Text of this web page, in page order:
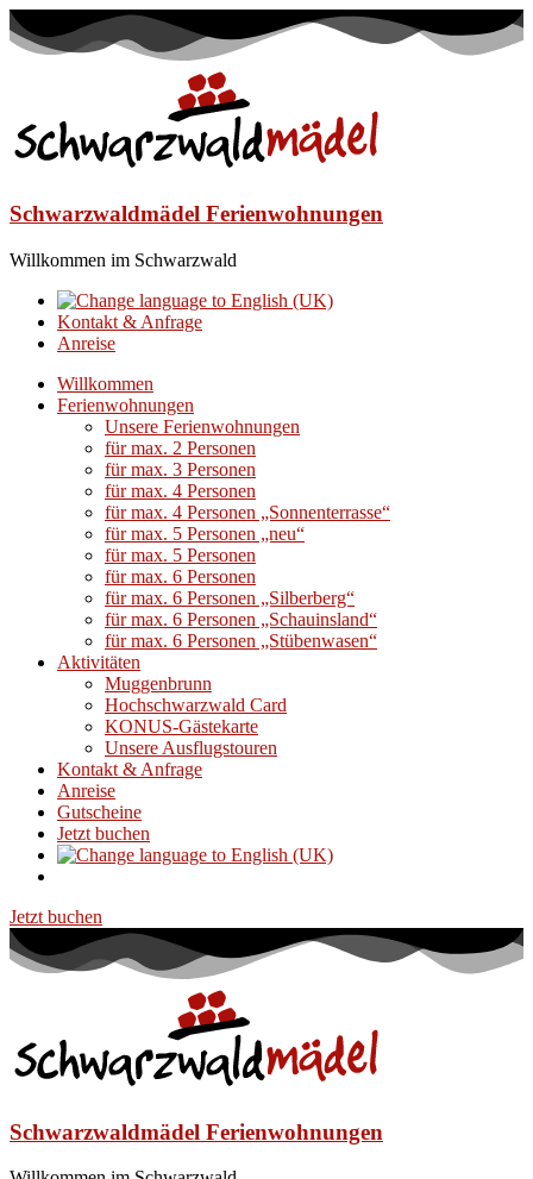
Schwarzwaldmädel Ferienwohnungen
Willkommen im Schwarzwald
Kontakt & Anfrage
Anreise
Willkommen
Ferienwohnungen
Unsere Ferienwohnungen
für max. 2 Personen
für max. 3 Personen
für max. 4 Personen
für max. 4 Personen „Sonnenterrasse“
für max. 5 Personen „neu“
für max. 5 Personen
für max. 6 Personen
für max. 6 Personen „Silberberg“
für max. 6 Personen „Schauinsland“
für max. 6 Personen „Stübenwasen“
Aktivitäten
Muggenbrunn
Hochschwarzwald Card
KONUS-Gästekarte
Unsere Ausflugstouren
Kontakt & Anfrage
Anreise
Gutscheine
Jetzt buchen
Jetzt buchen
Schwarzwaldmädel Ferienwohnungen